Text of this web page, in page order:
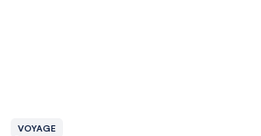
VOYAGE